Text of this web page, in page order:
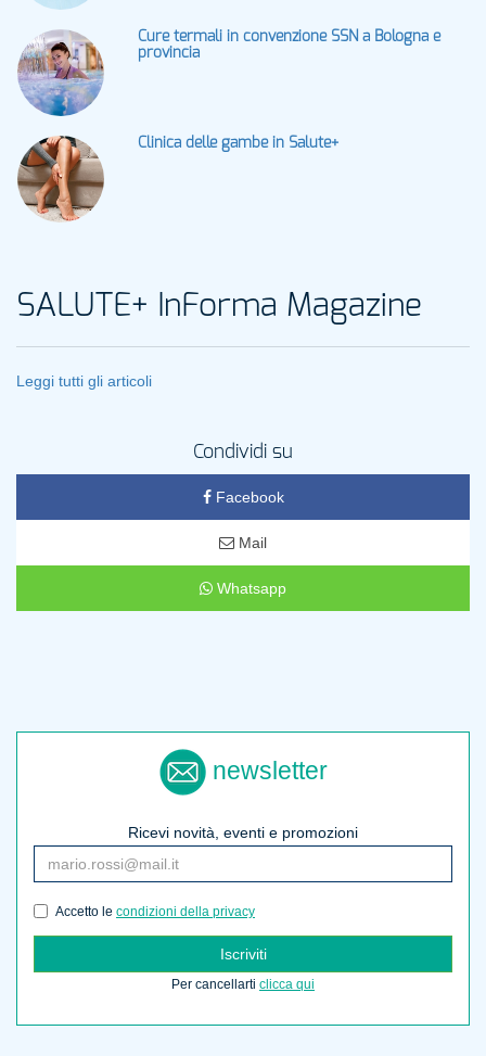
Cure termali in convenzione SSN a Bologna e
provincia
Clinica delle gambe in Salute+
SALUTE+ InForma Magazine
Leggi tutti gli articoli
Condividi su
Facebook
Mail
Whatsapp
newsletter
Ricevi novità, eventi e promozioni
Accetto le condizioni della privacy
Iscriviti
Per cancellarti clicca qui